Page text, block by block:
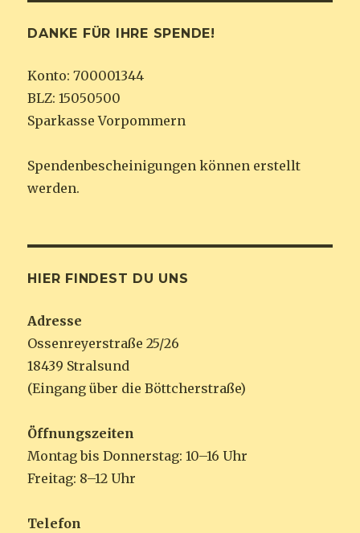
DANKE FÜR IHRE SPENDE!
Konto: 700001344
BLZ: 15050500
Sparkasse Vorpommern
Spendenbescheinigungen können erstellt
werden.
HIER FINDEST DU UNS
Adresse
Ossenreyerstraße 25/26
18439 Stralsund
(Eingang über die Böttcherstraße)
Öffnungszeiten
Montag bis Donnerstag: 10–16 Uhr
Freitag: 8–12 Uhr
Telefon